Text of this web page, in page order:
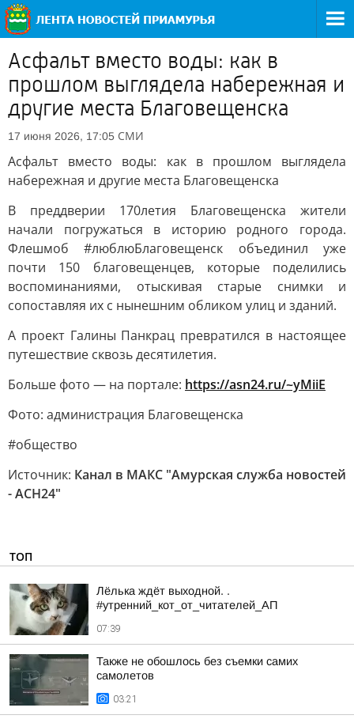
Асфальт вместо воды: как в
прошлом выглядела набережная и
другие места Благовещенска
17 июня 2026, 17:05 СМИ
Асфальт вместо воды: как в прошлом выглядела
набережная и другие места Благовещенска
В преддверии 170летия Благовещенска жители
начали погружаться в историю родного города.
Флешмоб #люблюБлаговещенск объединил уже
почти 150 благовещенцев, которые поделились
воспоминаниями, отыскивая старые снимки и
сопоставляя их с нынешним обликом улиц и зданий.
А проект Галины Панкрац превратился в настоящее
путешествие сквозь десятилетия.
Больше фото — на портале: https://asn24.ru/~yMiiE
Фото: администрация Благовещенска
#общество
Источник: Канал в МАКС "Амурская служба новостей
- АСН24"
ТОП
Лёлька ждёт выходной. .
#утренний_кот_от_читателей_АП
07:39
Также не обошлось без съемки самих
самолетов
03:21